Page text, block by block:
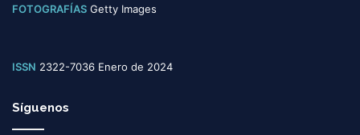
FOTOGRAFÍAS Getty Images
ISSN 2322-7036 Enero de 2024
Síguenos